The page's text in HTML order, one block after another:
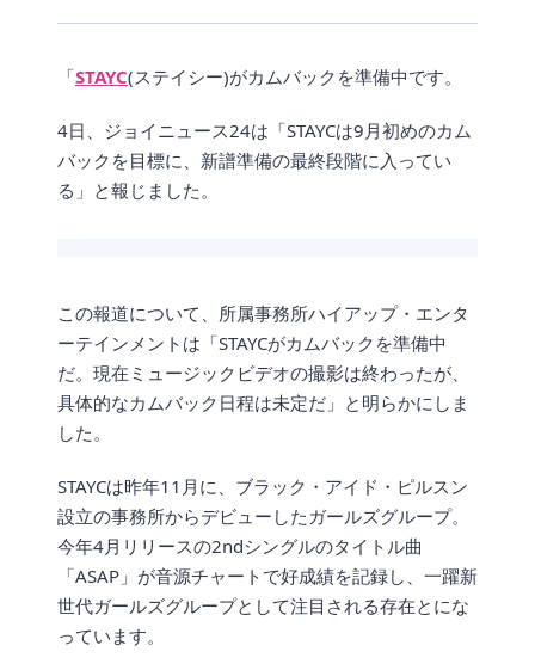
「STAYC(ステイシー)がカムバックを準備中です。
4日、ジョイニュース24は「STAYCは9月初めのカム
バックを目標に、新譜準備の最終段階に入ってい
る」と報じました。
この報道について、所属事務所ハイアップ・エンタ
ーテインメントは「STAYCがカムバックを準備中
だ。現在ミュージックビデオの撮影は終わったが、
具体的なカムバック日程は未定だ」と明らかにしま
した。
STAYCは昨年11月に、ブラック・アイド・ピルスン
設立の事務所からデビューしたガールズグループ。
今年4月リリースの2ndシングルのタイトル曲
「ASAP」が音源チャートで好成績を記録し、一躍新
世代ガールズグループとして注目される存在とにな
っています。